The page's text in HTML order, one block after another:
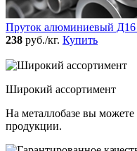
Пруток алюминиевый Д16
238 руб./кг. Купить
Широкий ассортимент
На металлобазе вы
продукции.